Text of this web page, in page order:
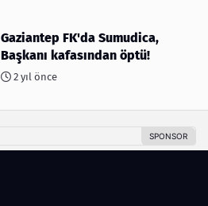
Gaziantep FK'da Sumudica,
Başkanı kafasından öptü!
2 yıl önce